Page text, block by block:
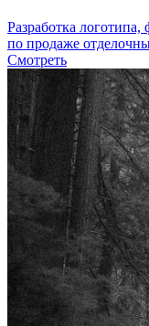
Разработка
по продаже
Смотреть